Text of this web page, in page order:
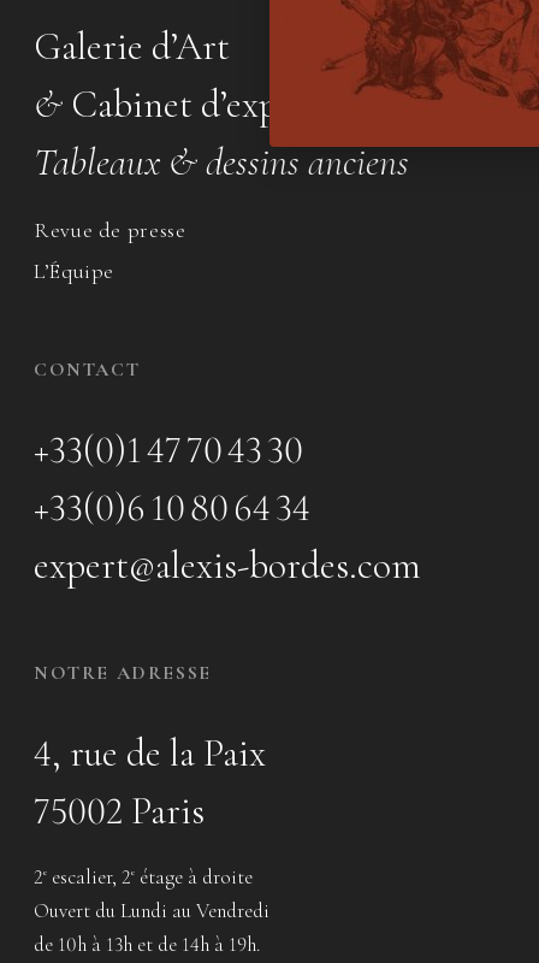
Galerie d’Art
& Cabinet d’expertise
Tableaux & dessins anciens
Revue de presse
L’Équipe
CONTACT
+33(0)1 47 70 43 30
+33(0)6 10 80 64 34
expert@alexis-bordes.com
NOTRE ADRESSE
4, rue de la Paix
75002 Paris
2e escalier, 2e étage à droite
Ouvert du Lundi au Vendredi
de 10h à 13h et de 14h à 19h.